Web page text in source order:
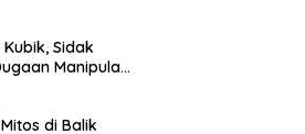
Sidak
Manipulasi
di Balik